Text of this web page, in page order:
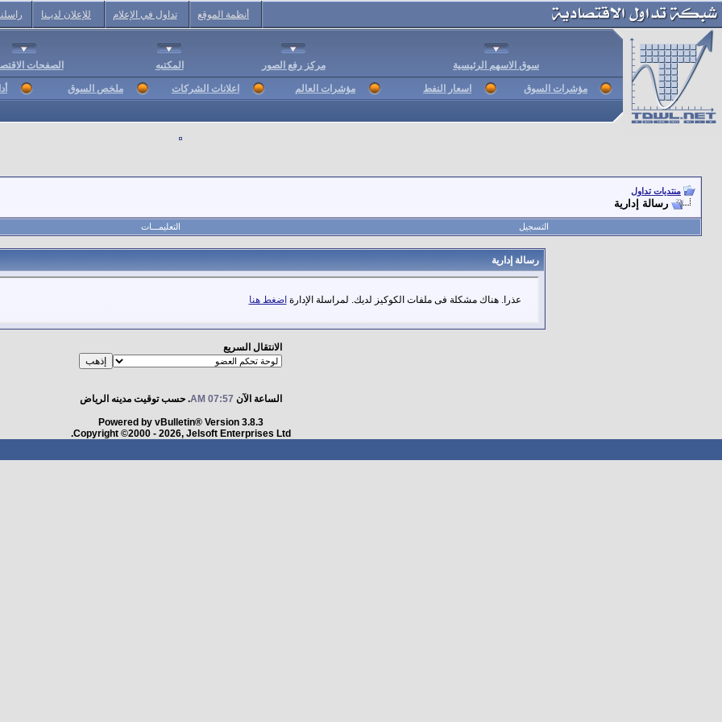
أنظمة الموقع تداول في الإعلام للإعلان لديـنا
سوق الاسهم الرئيسية مركز رفع الصور المكتبه الصفحات
مؤشرات السوق اسعار النفط مؤشرات العالم اعلانات الشركات ملخص السوق
منتديات تداول
رسالة إدارية
التسجيل التعليمـــات
رسالة إدارية
عذرا. هناك مشكلة فى ملفات الكوكيز لديك. لمراسلة الإدارة اضغط هنا
الانتقال السريع
الساعة الآن 07:57 AM . حسب توقيت مدينه الرياض
Powered by vBulletin® Version 3.8.3
Copyright ©2000 - 2026, Jelsoft Enterprises Ltd.